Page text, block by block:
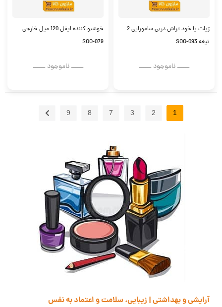
ژیلت یا خود تراش دربی سامورایی 2
تیغه SOO-093
ــــــ ناموجود ــــــ
خوشبو کننده ایفل 120 میل خارجی
SOO-079
ــــــ ناموجود ــــــ
1
2
3
7
8
9
آرایشی و بهداشتی | زیبایی، سلامت و اعتماد به نفس